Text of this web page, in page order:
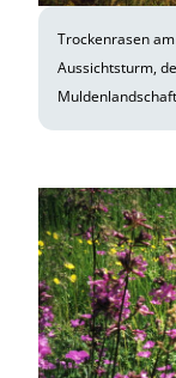
Trockenrasen
Aussichtsturm,